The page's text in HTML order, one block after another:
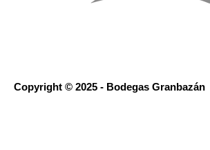
Copyright © 2025 - Bodegas Granbazán